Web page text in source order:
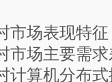
表现特征
主要需求
机分布式控